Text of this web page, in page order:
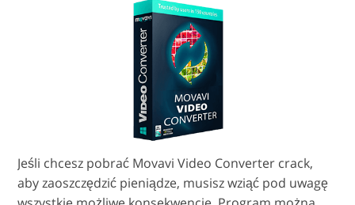
Jeśli chcesz pobrać Movavi Video Converter crack,
aby zaoszczędzić pieniądze, musisz wziąć pod uwagę